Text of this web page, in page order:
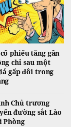
phiếu tăng gần
chỉ sau một
gấp đôi trong
Chủ trương
đường sắt Lào
Phòng